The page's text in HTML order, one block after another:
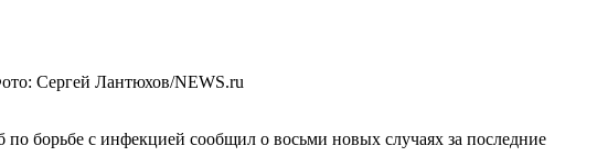
Сергей Лантюхов/NEWS.ru
борьбе с инфекцией сообщил о восьми новых случаях за последние